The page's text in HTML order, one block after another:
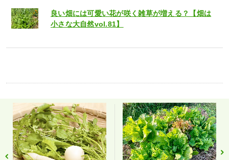
良い畑には可愛い花が咲く雑草が増える？【畑は
小さな大自然vol.81】